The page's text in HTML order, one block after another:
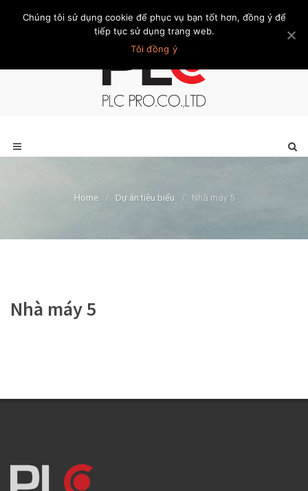
Trang chủ Giới thiệu Khách hàng Liên hệ Thành viên
Home / Dự án tiêu biểu / Nhà máy 5
Nhà máy 5
Chúng tôi sử dụng cookie để phục vụ bạn tốt hơn, đồng ý để
tiếp tục sử dụng trang web.
Tôi đồng ý